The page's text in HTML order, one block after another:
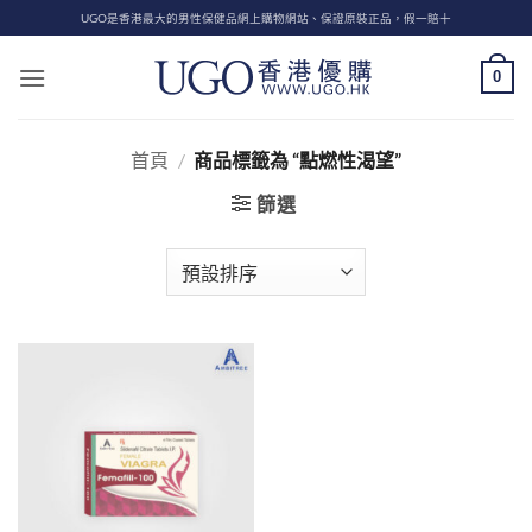
to
content
UGO是香港最大的男性保健品網上購物網站、保證原裝正品，假一賠十
0
首頁 / 商品標籤為 “點燃性渴望”
篩選